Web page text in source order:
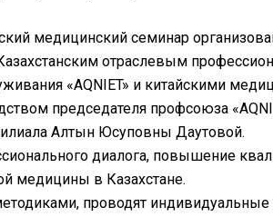
медицинский семинар
отраслевым
«AQNIET» и китайскими
председателя профсоюза
Алтын Юсуповны Даутовой.
диалога, повышение
медицины в Казахстане.
проводят